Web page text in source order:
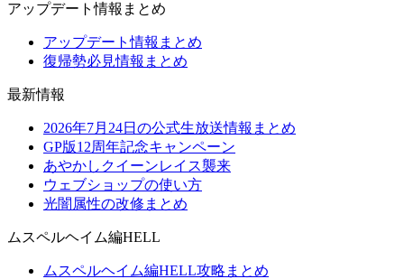
アップデート情報まとめ
アップデート情報まとめ
復帰勢必見情報まとめ
最新情報
2026年7月24日の公式生放送情報まとめ
GP版12周年記念キャンペーン
あやかしクイーンレイス襲来
ウェブショップの使い方
光闇属性の改修まとめ
ムスペルヘイム編HELL
ムスペルヘイム編HELL攻略まとめ